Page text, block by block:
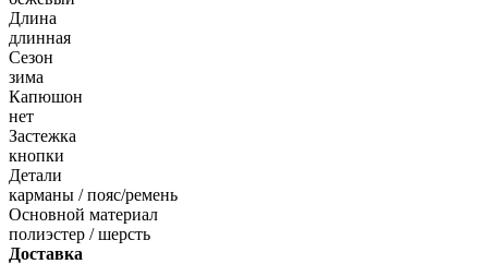
Длина
длинная
Сезон
зима
Капюшон
нет
Застежка
кнопки
Детали
карманы / пояс/ремень
Основной материал
полиэстер / шерсть
Доставка